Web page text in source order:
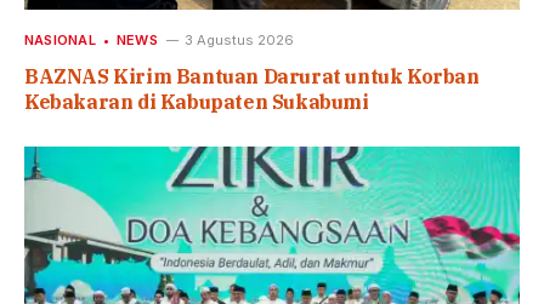
NASIONAL NEWS 3 Agustus 2026
BAZNAS Kirim Bantuan Darurat untuk Korban
Kebakaran di Kabupaten Sukabumi